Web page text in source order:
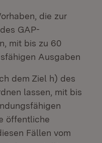
die zur
GAP-
mit bis zu 60
Ausgaben
dem Ziel h) des
lassen, mit bis
öffentliche
Fällen vom